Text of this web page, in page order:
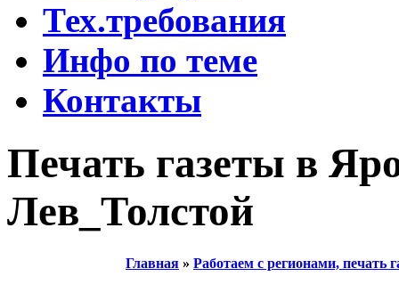
Тех.требования
Инфо по теме
Контакты
Печать газеты в
Лев_Толстой
Главная » Работаем с регионами, печать